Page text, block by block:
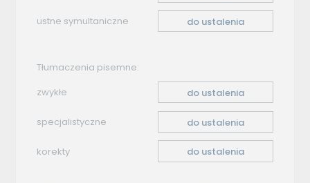
ustne symultaniczne do ustalenia
Tłumaczenia pisemne:
zwykłe
do ustalenia
specjalistyczne do ustalenia
korekty do ustalenia